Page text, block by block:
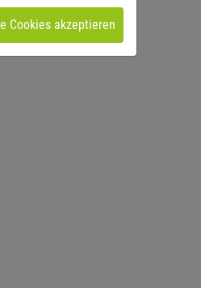
Cookies akzeptieren